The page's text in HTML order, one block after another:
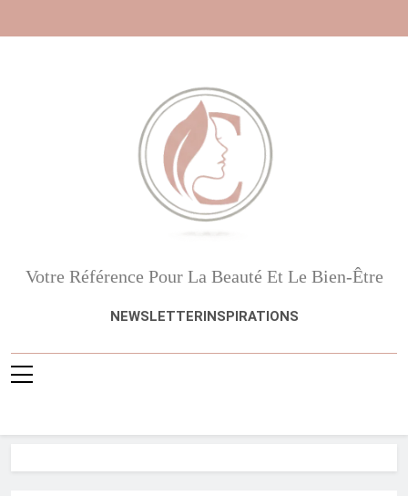
Beauté, Esthétique,
Anti-Âge
Votre Référence Pour La Beauté Et Le Bien-Être
NEWSLETTERINSPIRATIONS